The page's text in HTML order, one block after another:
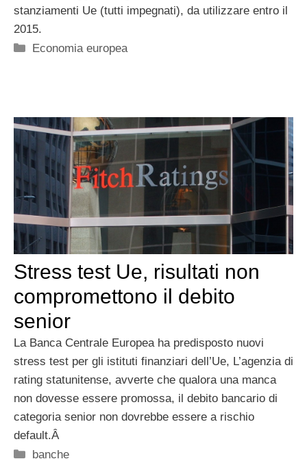
stanziamenti Ue (tutti impegnati), da utilizzare entro il
2015.
Categorie
Economia europea
Stress test Ue, risultati non
compromettono il debito
senior
La Banca Centrale Europea ha predisposto nuovi
stress test per gli istituti finanziari dell’Ue, L’agenzia di
rating statunitense, avverte che qualora una manca
non dovesse essere promossa, il debito bancario di
categoria senior non dovrebbe essere a rischio
default.Â
Categorie
banche